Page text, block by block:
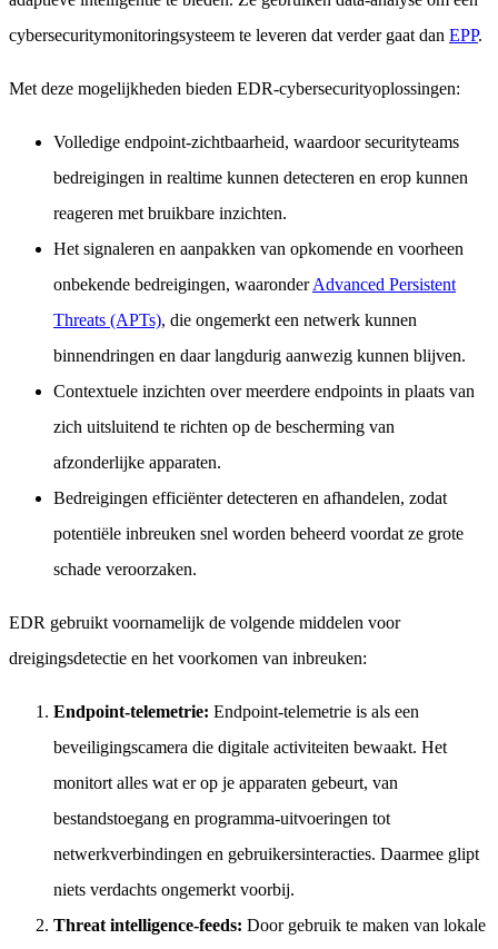
cybersecuritymonitoringsysteem te leveren dat verder gaat dan EPP.
Met deze mogelijkheden bieden EDR-cybersecurityoplossingen:
Volledige endpoint-zichtbaarheid, waardoor securityteams
bedreigingen in realtime kunnen detecteren en erop kunnen
reageren met bruikbare inzichten.
Het signaleren en aanpakken van opkomende en voorheen
onbekende bedreigingen, waaronderAdvanced Persistent
Threats (APTs), die ongemerkt een netwerk kunnen
binnendringen en daar langdurig aanwezig kunnen blijven.
Contextuele inzichten over meerdere endpoints in plaats van
zich uitsluitend te richten op de bescherming van
afzonderlijke apparaten.
Bedreigingen efficiënter detecteren en afhandelen, zodat
potentiële inbreuken snel worden beheerd voordat ze grote
schade veroorzaken.
EDR gebruikt voornamelijk de volgende middelen voor
dreigingsdetectie en het voorkomen van inbreuken:
Endpoint-telemetrie: Endpoint-telemetrie is als een
beveiligingscamera die digitale activiteiten bewaakt. Het
monitort alles wat er op je apparaten gebeurt, van
bestandstoegang en programma-uitvoeringen tot
netwerkverbindingen en gebruikersinteracties. Daarmee glipt
niets verdachts ongemerkt voorbij.
Threat intelligence-feeds: Door gebruik te maken van lokale